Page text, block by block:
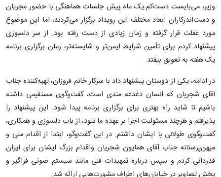
وزیر، می‌بایست دست‌کم یک ماه پیش جلسات هماهنگی با حضور مجریان
و دست‌اندرکاران ابعاد مختلف این رویداد برگزار می‌کردند، اما این موضوع
مورد غفلت قرار گرفته و زمان زیادی از دست رفته بود. از سر دلسوزی
پیشنهاد کردم برای تأمین شرایط ایمن‌تر و شایسته‌تر، زمان برگزاری برنامه
یک هفته به تعویق بیفتد.
در ادامه، یکی از دوستان پیشنهاد داد با سرکار خانم فروزان، تهیه‌کننده جناب
آقای شجریان که انسان دغدعه مندی است، گفت‌وگوی مستقیمی داشته
باشیم تا شاید راه بهتری برای برگزاری برنامه پیدا شود. این پیشنهاد را
پذیرفتم و هرچند مسئولیت اجرا بر عهده ما نبود، از باب دلسوزی و همکاری،
گفت‌وگوی طولانی با ایشان داشتم. در این گفت‌وگو، ابتدا از اقدام ملی و
میهن‌پرستانه جناب آقای همایون شجریان واقدام بزرگ ایشان برای ایران
قدردانی کردم و سپس درباره تمهیدات فنی مانند سیستم صوتی فراگیر و
پخش تصاویر در خیابان‌های اطراف مشورت‌هایی ارائه شد.